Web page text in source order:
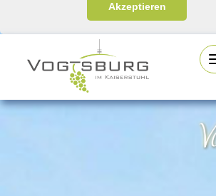
Akzeptieren